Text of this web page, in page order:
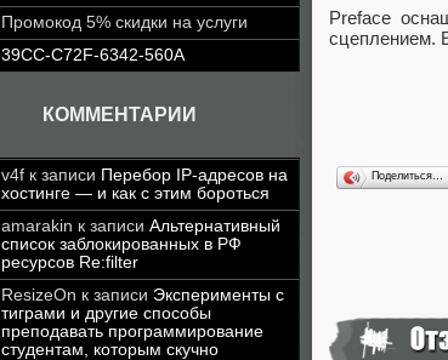
Промокод 5% скидки на услуги
39CC-C72F-6342-560A
КОММЕНТАРИИ
v4f к записи Перебор IP-адресов на
хостинге — и как с этим бороться
amarakin к записи Альтернативный
список заблокированных в РФ
ресурсов Re:filter
ResizeOn к записи Эксперименты с
тиграми и другие способы
преподавать программирование
студентам, которым скучно
Preface
сцеплением.
Поделиться…